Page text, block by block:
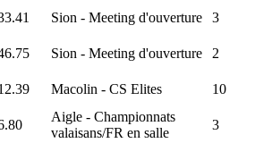
Sion - Meeting d'ouverture 3
Sion - Meeting d'ouverture 2
Macolin - CS Elites 10
Aigle - Championnats
valaisans/FR en salle
3